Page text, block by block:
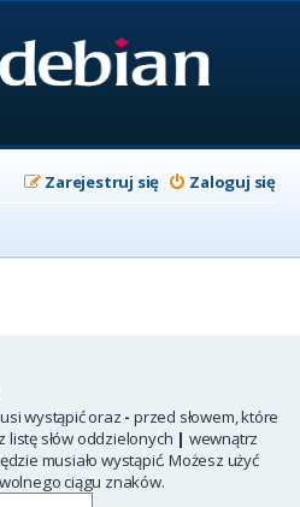
Zaloguj się
Zarejestruj się
wystąpić oraz - przed słowem, które
listę słów oddzielonych | wewnątrz
musiało wystąpić. Możesz użyć
ciągu znaków.